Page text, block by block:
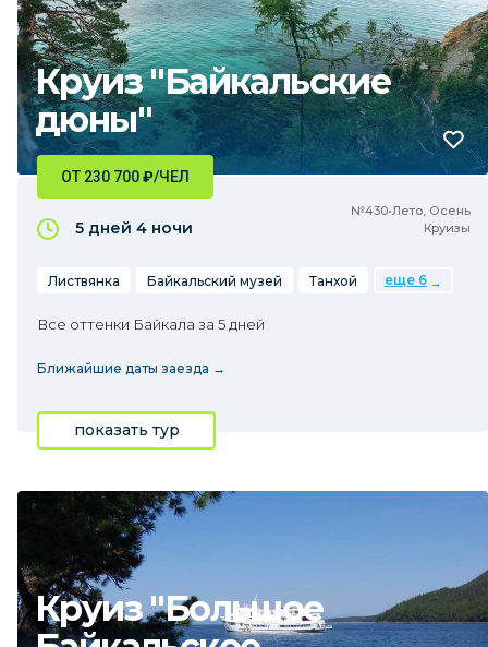
Круиз "Байкальские
дюны"
№430•Лето, Осень
Круизы
ОТ 230 700₽/ЧЕЛ
5 дней 4 ночи
Листвянка Байкальский музей Танхой еще 6
Все оттенки Байкала за 5 дней
Ближайшие даты заезда →
показать тур
Круиз "Большое